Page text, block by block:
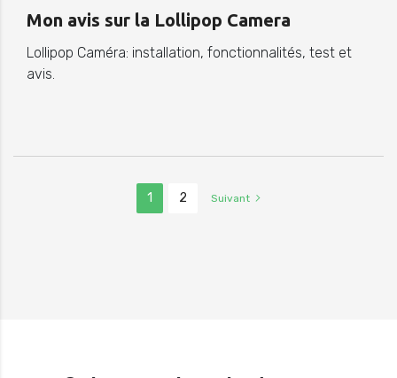
Mon avis sur la Lollipop Camera
Lollipop Caméra: installation, fonctionnalités, test et
avis.
1 2 Suivant